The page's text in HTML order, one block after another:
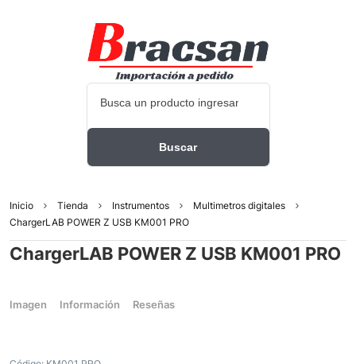
Inicio Tienda Instrumentos
Multimetros digitales
ChargerLAB POWER Z USB KM001 PRO
ChargerLAB POWER Z USB KM001 PRO
Imagen Información Reseñas